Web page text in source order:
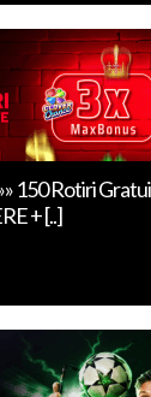
150 Rotiri
+ [..]